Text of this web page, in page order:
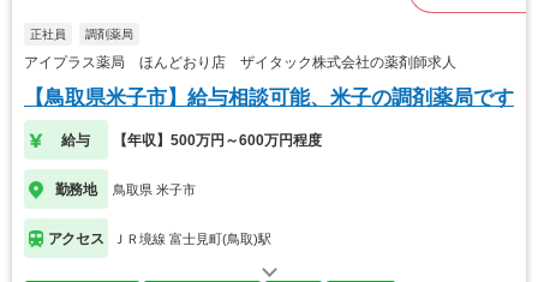
正社員 調剤薬局
アイプラス薬局 ほんどおり店 ザイタック株式会社の薬剤師求人
【鳥取県米子市】給与相談可能、米子の調剤薬局です
給与 【年収】500万円～600万円程度
勤務地 鳥取県 米子市
アクセス ＪＲ境線 富士見町(鳥取)駅